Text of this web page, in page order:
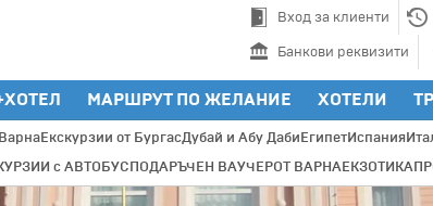
Вход за клиенти
Банкови реквизити
МАРШРУТ ПО ЖЕЛАНИЕ ХОТЕЛИ
Екскурзии от БургасДубай и Абу ДабиЕгипетИспания
с АВТОБУСПОДАРЪЧЕН ВАУЧЕРОТ ВАРНАЕКЗОТИКА